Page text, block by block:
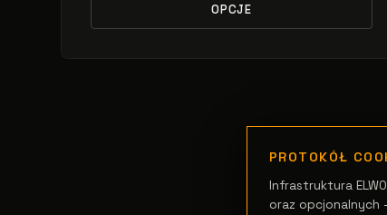
OPCJE
PROTOKÓŁ
Infrastruktura
oraz opcjonalnych